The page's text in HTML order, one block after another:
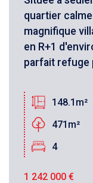
quartier
magnifique
en R+1
parfait refuge
148.1m²
471m²
4
1 242 000 €